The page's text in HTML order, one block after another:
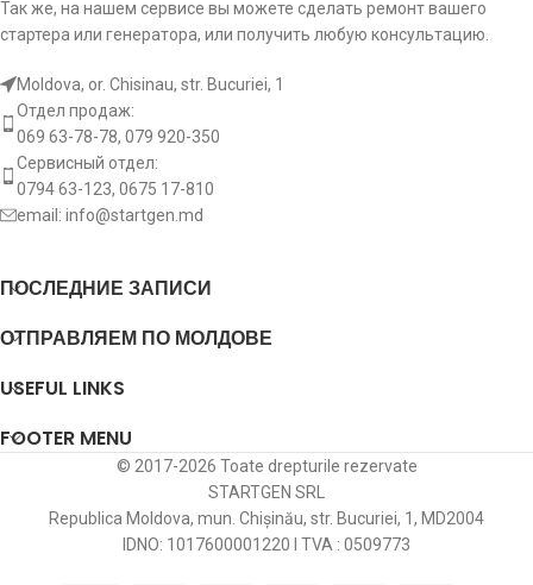
Так же, на нашем сервисе вы можете сделать ремонт вашего
стартера или генератора, или получить любую консультацию.
Moldova, or. Chisinau, str. Bucuriei, 1
Отдел продаж:
069 63-78-78, 079 920-350
Сервисный отдел:
0794 63-123, 0675 17-810
email: info@startgen.md
ПОСЛЕДНИЕ ЗАПИСИ
ОТПРАВЛЯЕМ ПО МОЛДОВЕ
USEFUL LINKS
FOOTER MENU
© 2017-2026 Toate drepturile rezervate
STARTGEN SRL
Republica Moldova, mun. Chișinău, str. Bucuriei, 1, MD2004
IDNO: 1017600001220 I TVA : 0509773